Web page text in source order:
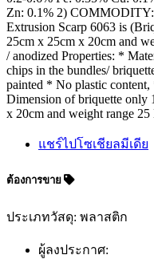
Zn: 0.1% 2)
Extrusion Scarp 6063 is
25cm x 25cm x 20cm and
/ anodized Properties: *
chips in the bundles/
painted * No plastic
Dimension of briquette only
x 20cm and weight range
แชร์ไปโซเชียลมีเดีย
ต้องการขาย
ประเภทวัสดุ: พลาสติก
ผู้ลงประกาศ: